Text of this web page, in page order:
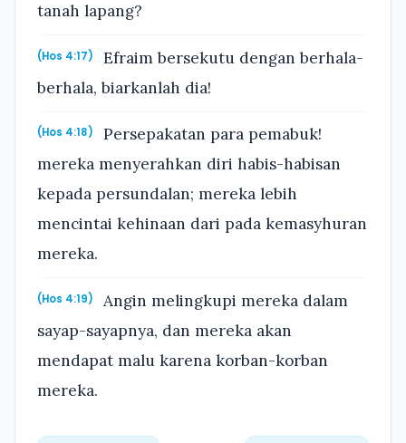
tanah lapang?
(Hos 4:17)
Efraim bersekutu dengan berhala-
berhala, biarkanlah dia!
(Hos 4:18)
Persepakatan para pemabuk!
mereka menyerahkan diri habis-habisan
kepada persundalan; mereka lebih
mencintai kehinaan dari pada kemasyhuran
mereka.
(Hos 4:19)
Angin melingkupi mereka dalam
sayap-sayapnya, dan mereka akan
mendapat malu karena korban-korban
mereka.